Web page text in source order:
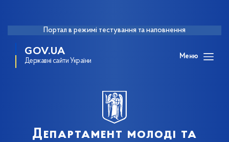
Портал в режимі тестування та наповнення
GOV.UA
Державні сайти України
Меню
Департамент молоді та